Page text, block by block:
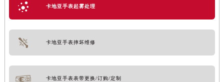
卡地亚手表起雾处理
卡地亚手表摔坏维修
卡地亚手表表带更换/订购/定制